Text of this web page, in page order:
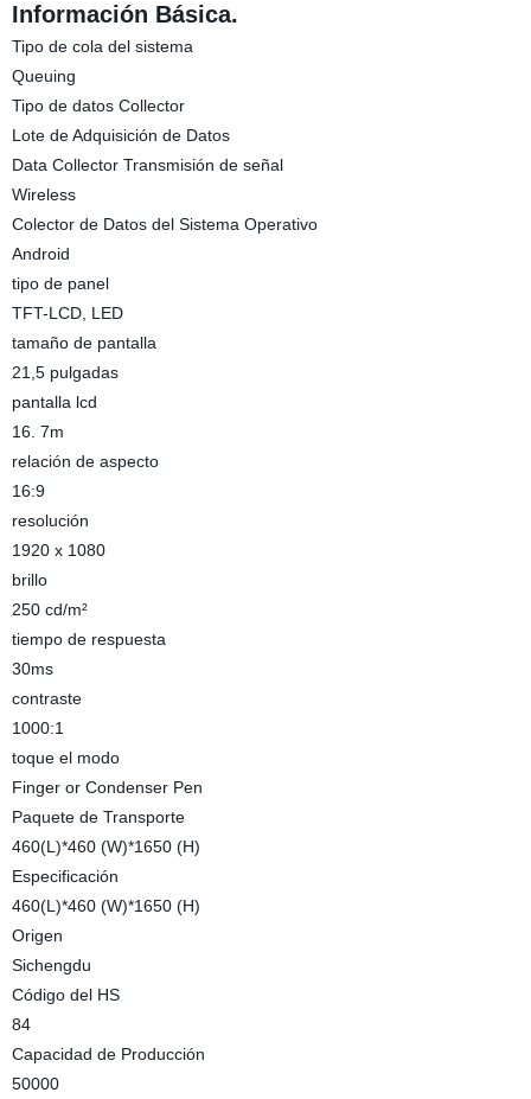
Información Básica.
Tipo de cola del sistema
Queuing
Tipo de datos Collector
Lote de Adquisición de Datos
Data Collector Transmisión de señal
Wireless
Colector de Datos del Sistema Operativo
Android
tipo de panel
TFT-LCD, LED
tamaño de pantalla
21,5 pulgadas
pantalla lcd
16. 7m
relación de aspecto
16:9
resolución
1920 x 1080
brillo
250 cd/m²
tiempo de respuesta
30ms
contraste
1000:1
toque el modo
Finger or Condenser Pen
Paquete de Transporte
460(L)*460 (W)*1650 (H)
Especificación
460(L)*460 (W)*1650 (H)
Origen
Sichengdu
Código del HS
84
Capacidad de Producción
50000